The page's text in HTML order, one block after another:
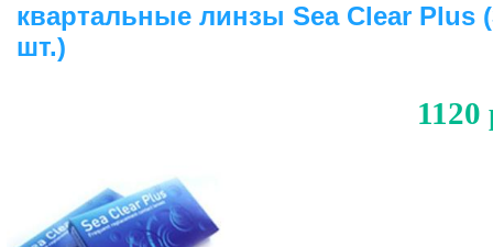
квартальные линзы Sea Clear Plus
шт.)
1120